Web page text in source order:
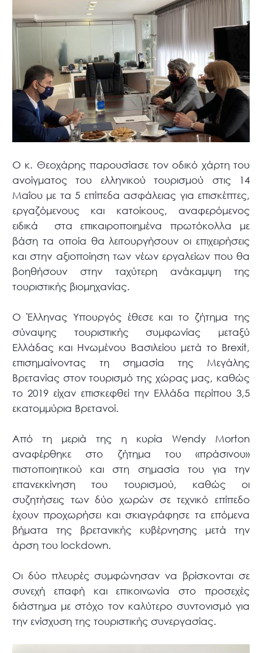
Ο κ. Θεοχάρης παρουσίασε τον οδικό χάρτη του
ανοίγματος του ελληνικού τουρισμού στις 14
Μαΐου με τα 5 επίπεδα ασφάλειας για επισκέπτες,
εργαζόμενους και κατοίκους, αναφερόμενος
ειδικά στα επικαιροποιημένα πρωτόκολλα με
βάση τα οποία θα λειτουργήσουν οι επιχειρήσεις
και στην αξιοποίηση των νέων εργαλείων που θα
βοηθήσουν στην ταχύτερη ανάκαμψη της
τουριστικής βιομηχανίας.
Ο Έλληνας Υπουργός έθεσε και το ζήτημα της
σύναψης τουριστικής συμφωνίας μεταξύ
Ελλάδας και Ηνωμένου Βασιλείου μετά το Brexit,
επισημαίνοντας τη σημασία της Μεγάλης
Βρετανίας στον τουρισμό της χώρας μας, καθώς
το 2019 είχαν επισκεφθεί την Ελλάδα περίπου 3,5
εκατομμύρια Βρετανοί.
Από τη μεριά της η κυρία Wendy Morton
αναφέρθηκε στο ζήτημα του «πράσινου»
πιστοποιητικού και στη σημασία του για την
επανεκκίνηση του τουρισμού, καθώς οι
συζητήσεις των δύο χωρών σε τεχνικό επίπεδο
έχουν προχωρήσει και σκιαγράφησε τα επόμενα
βήματα της βρετανικής κυβέρνησης μετά την
άρση του lockdown.
Οι δύο πλευρές συμφώνησαν να βρίσκονται σε
συνεχή επαφή και επικοινωνία στο προσεχές
διάστημα με στόχο τον καλύτερο συντονισμό για
την ενίσχυση της τουριστικής συνεργασίας.